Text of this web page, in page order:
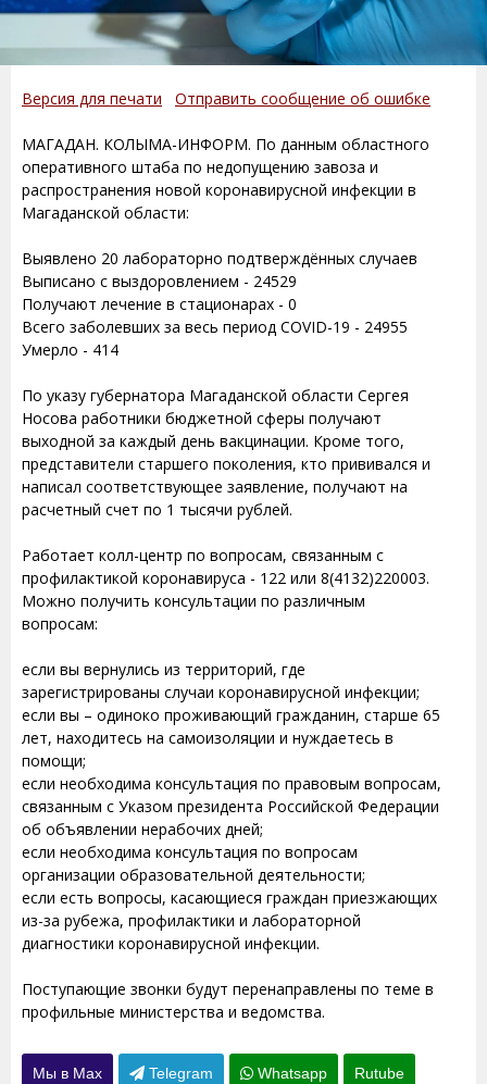
Версия для печати Отправить сообщение об ошибке
МАГАДАН. КОЛЫМА-ИНФОРМ. По данным областного
оперативного штаба по недопущению завоза и
распространения новой коронавирусной инфекции в
Магаданской области:
Выявлено 20 лабораторно подтверждённых случаев
Выписано с выздоровлением - 24529
Получают лечение в стационарах - 0
Всего заболевших за весь период COVID-19 - 24955
Умерло - 414
По указу губернатора Магаданской области Сергея
Носова работники бюджетной сферы получают
выходной за каждый день вакцинации. Кроме того,
представители старшего поколения, кто прививался и
написал соответствующее заявление, получают на
расчетный счет по 1 тысячи рублей.
Работает колл-центр по вопросам, связанным с
профилактикой коронавируса - 122 или 8(4132)220003.
Можно получить консультации по различным
вопросам:
если вы вернулись из территорий, где
зарегистрированы случаи коронавирусной инфекции;
если вы – одиноко проживающий гражданин, старше 65
лет, находитесь на самоизоляции и нуждаетесь в
помощи;
если необходима консультация по правовым вопросам,
связанным с Указом президента Российской Федерации
об объявлении нерабочих дней;
если необходима консультация по вопросам
организации образовательной деятельности;
если есть вопросы, касающиеся граждан приезжающих
из-за рубежа, профилактики и лабораторной
диагностики коронавирусной инфекции.
Поступающие звонки будут перенаправлены по теме в
профильные министерства и ведомства.
Мы в Max Telegram Whatsapp Rutube